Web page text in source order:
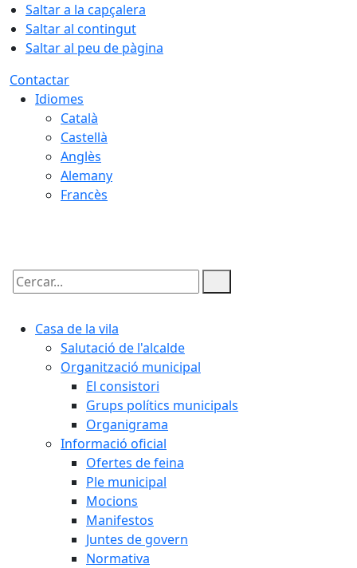
Saltar a la capçalera
Saltar al contingut
Saltar al peu de pàgina
Contactar
Idiomes
Català
Castellà
Anglès
Alemany
Francès
Cercar:
Casa de la vila
Salutació de l'alcalde
Organització municipal
El consistori
Grups polítics municipals
Organigrama
Informació oficial
Ofertes de feina
Ple municipal
Mocions
Manifestos
Juntes de govern
Normativa